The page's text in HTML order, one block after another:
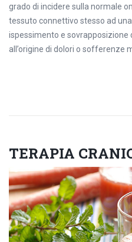
grado di incidere sulla normale
tessuto connettivo stesso ad
ispessimento e sovrapposizione
all’origine di dolori o sofferenze
TERAPIA